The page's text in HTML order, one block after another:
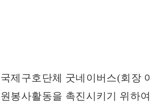
국제구호단체 굿네이버스(회장
원봉사활동을 촉진시키기 위하